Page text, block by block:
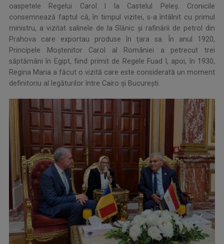
oaspetele Regelui Carol I la Castelul Peleș. Cronicile
consemnează faptul că, în timpul vizitei, s-a întâlnit cu primul
ministru, a vizitat salinele de la Slănic şi rafinării de petrol din
Prahova care exportau produse în țara sa. În anul 1920,
Principele Moștenitor Carol al României a petrecut trei
săptămâni în Egipt, fiind primit de Regele Fuad I, apoi, în 1930,
Regina Maria a făcut o vizită care este considerată un moment
definitoriu al legăturilor între Cairo și București.